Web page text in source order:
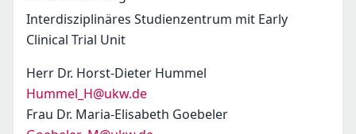
Interdisziplinäres Studienzentrum mit Early
Clinical Trial Unit
Herr Dr. Horst-Dieter Hummel
Hummel_H@ukw.de
Frau Dr. Maria-Elisabeth Goebeler